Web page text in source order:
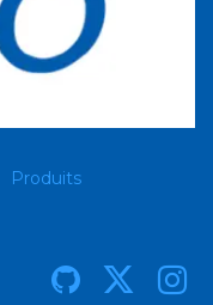
Produits